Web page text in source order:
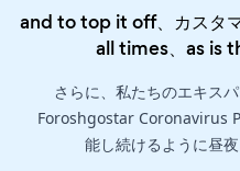
and to top it off、カスタ
all times、as is
さらに、私たちのエキス
Foroshgostar Coronavirus
能し続けるように昼